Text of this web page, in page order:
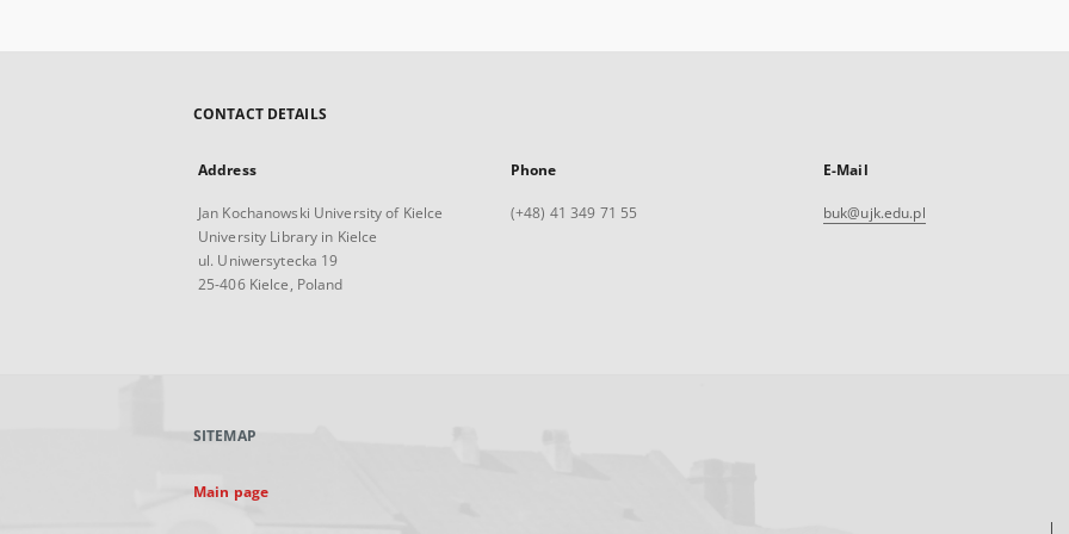
CONTACT DETAILS
Address
Jan Kochanowski University of Kielce
University Library in Kielce
ul. Uniwersytecka 19
25-406 Kielce, Poland
Phone
(+48) 41 349 71 55
E-Mail
buk@ujk.edu.pl
SITEMAP
Main page